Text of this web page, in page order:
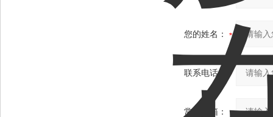
您的姓名：
联系电话：
常用邮箱：